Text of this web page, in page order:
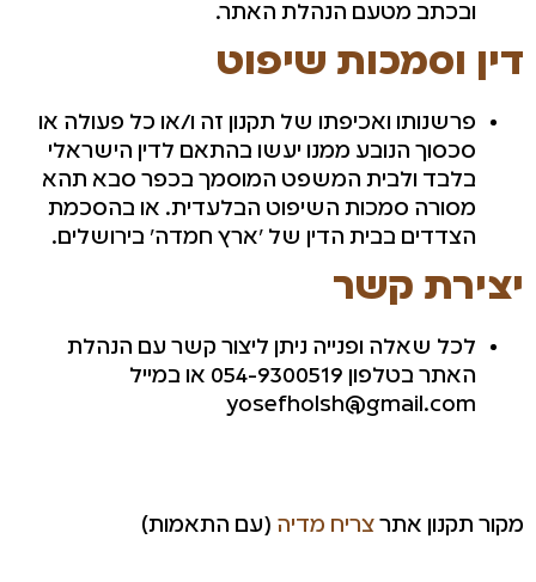
ובכתב מטעם הנהלת האתר.
דין וסמכות שיפוט
פרשנותו ואכיפתו של תקנון זה ו/או כל פעולה או
סכסוך הנובע ממנו יעשו בהתאם לדין הישראלי
בלבד ולבית המשפט המוסמך בכפר סבא תהא
מסורה סמכות השיפוט הבלעדית. או בהסכמת
הצדדים בבית הדין של 'ארץ חמדה' בירושלים.
יצירת קשר
לכל שאלה ופנייה ניתן ליצור קשר עם הנהלת
האתר בטלפון 054-9300519 או במייל
yosefholsh@gmail.com
מקור תקנון אתרצריח מדיה (עם התאמות)